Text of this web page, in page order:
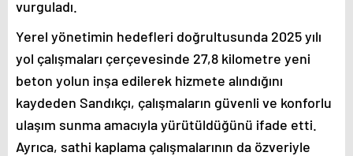
vurguladı.
Yerel yönetimin hedefleri doğrultusunda 2025 yılı
yol çalışmaları çerçevesinde 27,8 kilometre yeni
beton yolun inşa edilerek hizmete alındığını
kaydeden Sandıkçı, çalışmaların güvenli ve konforlu
ulaşım sunma amacıyla yürütüldüğünü ifade etti.
Ayrıca, sathi kaplama çalışmalarının da özveriyle